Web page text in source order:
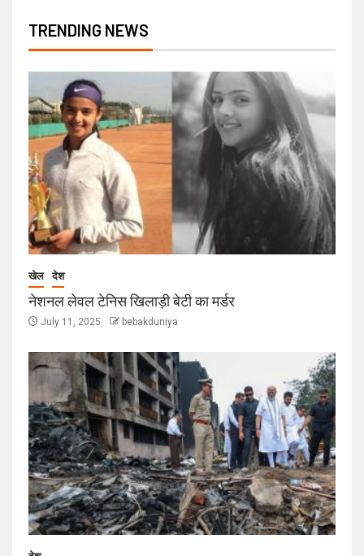
TRENDING NEWS
खेल देश
नेशनल लेवल टेनिस खिलाड़ी बेटी का मर्डर
July 11, 2025 bebakduniya